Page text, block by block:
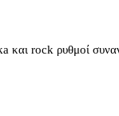
rock ρυθμοί